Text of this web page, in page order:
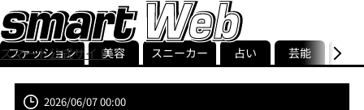
スマート公式サイト
smart最新号
記事一覧ランキング
ストリ
ファッション 美容 スニーカー 占い 芸能 グル
2026/06/07 00:00